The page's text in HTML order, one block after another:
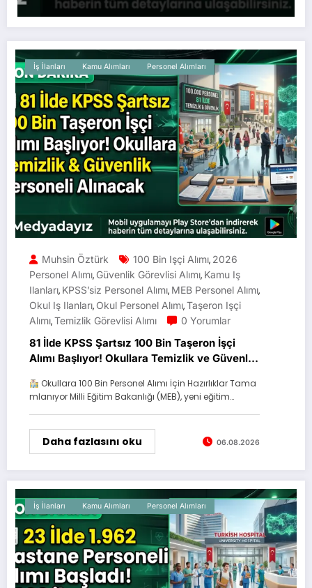
İş İlanları Kamu Alımları Personel Alımları
Muhsin Öztürk 100 Bin Işçi Alımı, 2026
Personel Alımı, Güvenlik Görevlisi Alımı, Kamu Iş
Ilanları, KPSS’siz Personel Alımı, MEB Personel Alımı,
Okul Iş Ilanları, Okul Personel Alımı,Taşeron Işçi
Alımı,Temizlik Görevlisi Alımı 0 Yorumlar
81 İlde KPSS Şartsız 100 Bin Taşeron İşçi
Alımı Başlıyor! Okullara Temizlik ve Güvenlik
Okullara 100 Bin Personel Alımı İçin Hazırlıklar Tama
mlanıyor Milli Eğitim Bakanlığı (MEB), yeni eğitim…
Daha fazlasını oku 06.08.2026
İş İlanları Kamu Alımları Personel Alımları